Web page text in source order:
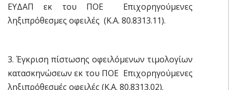
ΕΥΔΑΠ εκ του ΠΟΕ  Επιχορηγούμενες
ληξιπρόθεσμες οφειλές (Κ.Α. 80.8313.11).
3. Έγκριση πίστωσης οφειλόμενων τιμολογίων
κατασκηνώσεων εκ του ΠΟΕ  Επιχορηγούμενες
ληξιπρόθεσμές οφειλές (Κ.Α. 80.8313.02).